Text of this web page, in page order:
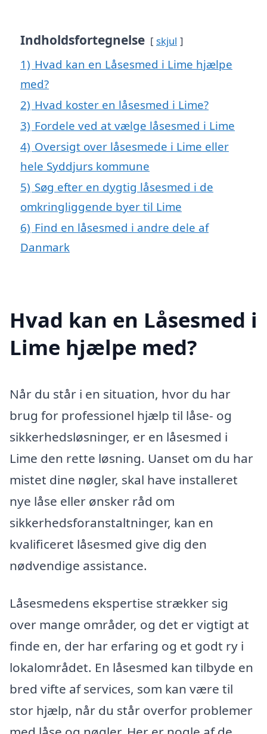
Indholdsfortegnelse skjul
1) Hvad kan en Låsesmed i Lime hjælpe
med?
2) Hvad koster en låsesmed i Lime?
3) Fordele ved at vælge låsesmed i Lime
4) Oversigt over låsesmede i Lime eller
hele Syddjurs kommune
5) Søg efter en dygtig låsesmed i de
omkringliggende byer til Lime
6) Find en låsesmed i andre dele af
Danmark
Hvad kan en Låsesmed i
Lime hjælpe med?
Når du står i en situation, hvor du har
brug for professionel hjælp til låse- og
sikkerhedsløsninger, er en låsesmed i
Lime den rette løsning. Uanset om du har
mistet dine nøgler, skal have installeret
nye låse eller ønsker råd om
sikkerhedsforanstaltninger, kan en
kvalificeret låsesmed give dig den
nødvendige assistance.
Låsesmedens ekspertise strækker sig
over mange områder, og det er vigtigt at
finde en, der har erfaring og et godt ry i
lokalområdet. En låsesmed kan tilbyde en
bred vifte af services, som kan være til
stor hjælp, når du står overfor problemer